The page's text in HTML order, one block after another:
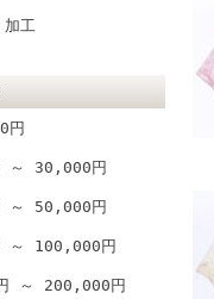
加工
円
～ 30,000円
～ 50,000円
～ 100,000円
～ 200,000円